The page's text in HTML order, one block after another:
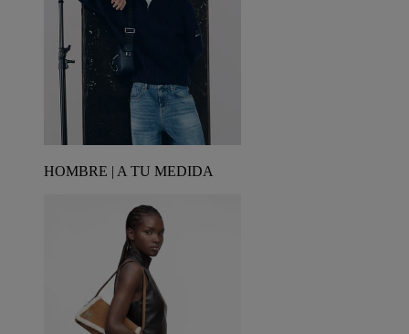
HOMBRE | A TU MEDIDA